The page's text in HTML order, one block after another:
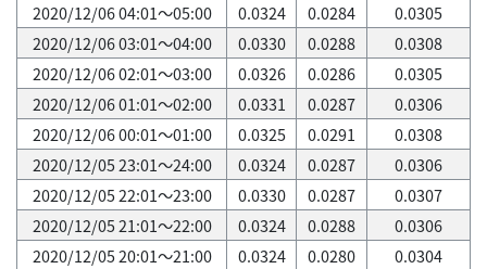
2020/12/06 04:01～05:00
0.0324 0.0284
0.0305
2020/12/06 03:01～04:00
0.0330 0.0288
0.0308
2020/12/06 02:01～03:00
0.0326 0.0286
0.0305
2020/12/06 01:01～02:00
0.0331 0.0287
0.0306
2020/12/06 00:01～01:00
0.0325 0.0291
0.0308
2020/12/05 23:01～24:00
0.0324 0.0287
0.0306
2020/12/05 22:01～23:00
0.0330 0.0287
0.0307
2020/12/05 21:01～22:00
0.0324 0.0288
0.0306
2020/12/05 20:01～21:00
0.0324 0.0280
0.0304